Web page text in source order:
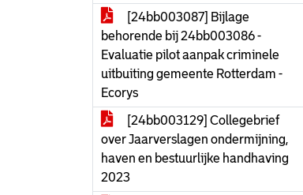
[24bb003087] Bijlage
behorende bij 24bb003086 -
Evaluatie pilot aanpak criminele
uitbuiting gemeente Rotterdam -
Ecorys
[24bb003129] Collegebrief
over Jaarverslagen ondermijning,
haven en bestuurlijke handhaving
2023